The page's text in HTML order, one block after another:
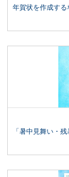
年賀状を作成する
「暑中見舞い・